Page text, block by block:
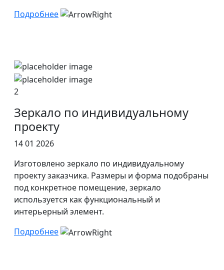
Подробнее
2
Зеркало по индивидуальному
проекту
14 01 2026
Изготовлено зеркало по индивидуальному
проекту заказчика. Размеры и форма подобраны
под конкретное помещение, зеркало
используется как функциональный и
интерьерный элемент.
Подробнее